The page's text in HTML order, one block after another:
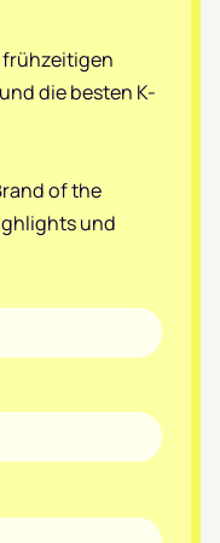
frühzeitigen
die besten K-
of the
und